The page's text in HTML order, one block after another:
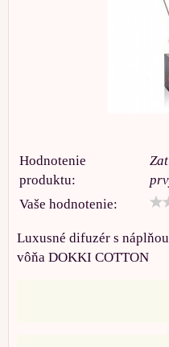
Hodnotenie
produktu:
Vaše hodnotenie:
Luxusné difuzér s
vôňa DOKKI COTTON